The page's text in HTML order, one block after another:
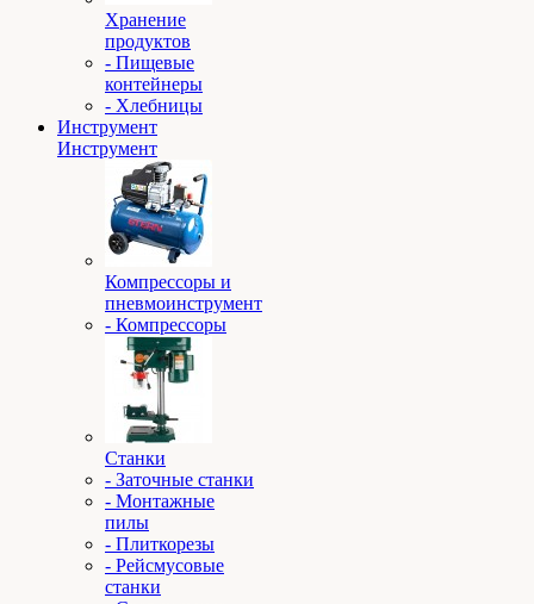
Хранение
продуктов
- Пищевые
контейнеры
- Хлебницы
Инструмент
Инструмент
Компрессоры и
пневмоинструмент
- Компрессоры
Станки
- Заточные станки
- Монтажные
пилы
- Плиткорезы
- Рейсмусовые
станки